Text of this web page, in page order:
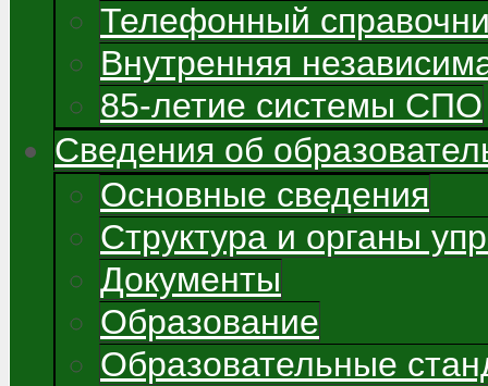
Телефонный
Внутренняя
85-летие системы СПО
Сведения об
Основные сведения
Структура и органы
Документы
Образование
Образовательные